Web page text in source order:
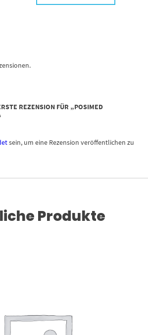
REZENSION FÜR „POSIMED
sein, um eine Rezension veröffentlichen zu
Produkte